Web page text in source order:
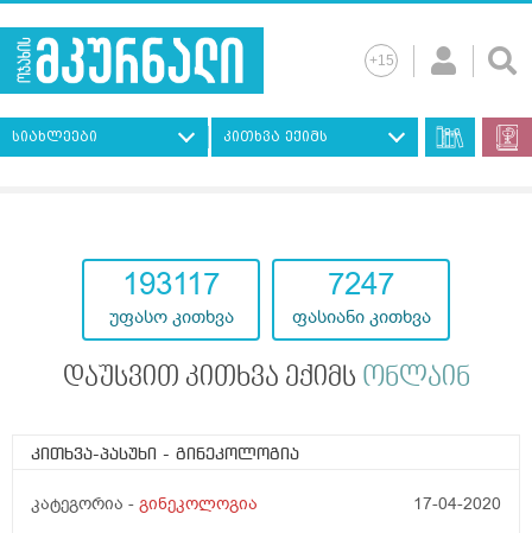
სიახლეები კითხვა ექიმს
193117
უფასო კითხვა
7247
ფასიანი კითხვა
დაუსვით კითხვა ექიმს ონლაინ
კითხვა-პასუხი - გინეკოლოგია
კატეგორია - გინეკოლოგია 17-04-2020